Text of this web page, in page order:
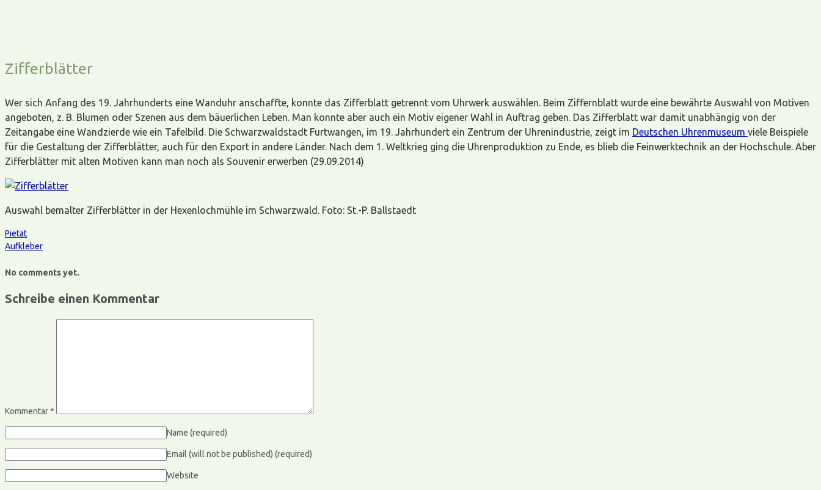
Zifferblätter
Wer sich Anfang des 19. Jahrhunderts eine Wanduhr anschaffte, konnte das Zifferblatt getrennt vom Uhrwerk auswählen. Beim Ziffernblatt wurde eine bewährte Auswahl von Motiven
angeboten, z. B. Blumen oder Szenen aus dem bäuerlichen Leben. Man konnte aber auch ein Motiv eigener Wahl in Auftrag geben. Das Zifferblatt war damit unabhängig von der
Zeitangabe eine Wandzierde wie ein Tafelbild. Die Schwarzwaldstadt Furtwangen, im 19. Jahrhundert ein Zentrum der Uhrenindustrie, zeigt im Deutschen Uhrenmuseum viele Beispiele
für die Gestaltung der Zifferblätter, auch für den Export in andere Länder. Nach dem 1. Weltkrieg ging die Uhrenproduktion zu Ende, es blieb die Feinwerktechnik an der Hochschule. Aber
Zifferblätter mit alten Motiven kann man noch als Souvenir erwerben (29.09.2014)
Auswahl bemalter Zifferblätter in der Hexenlochmühle im Schwarzwald. Foto: St.-P. Ballstaedt
Pietät
Aufkleber
No comments yet.
Schreibe einen Kommentar
Kommentar*
Name (required)
Email (will not be published) (required)
Website